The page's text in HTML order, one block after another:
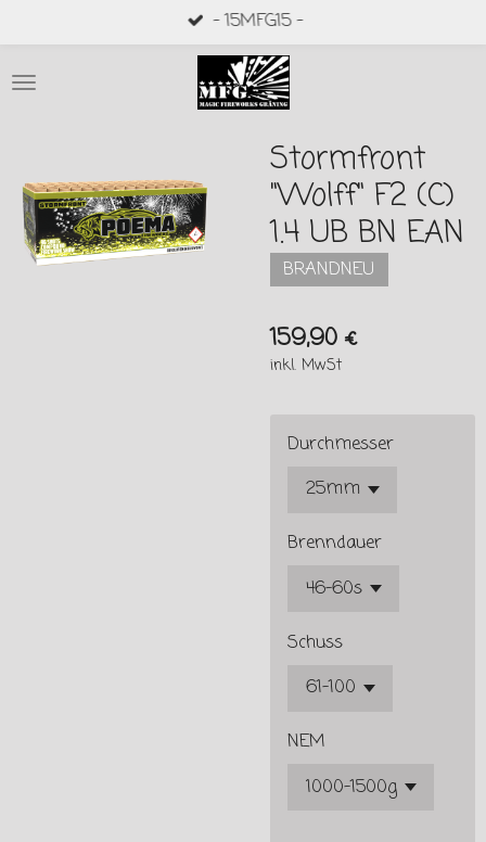
springen
- 15MFG15 -
Stormfront
"Wolff" F2 (C)
1.4 UB BN EAN
BRANDNEU
159,90 €
inkl. MwSt
Durchmesser
Brenndauer
Schuss
NEM